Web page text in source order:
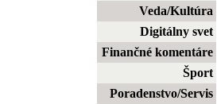
Veda/Kultúra
Digitálny svet
Finančné komentáre
Šport
Poradenstvo/Servis